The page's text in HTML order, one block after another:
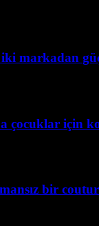
markadan
çocuklar için
bir